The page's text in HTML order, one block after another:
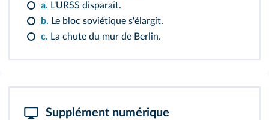
a. L'URSS disparaît.
b. Le bloc soviétique s'élargit.
c. La chute du mur de Berlin.
Supplément numérique